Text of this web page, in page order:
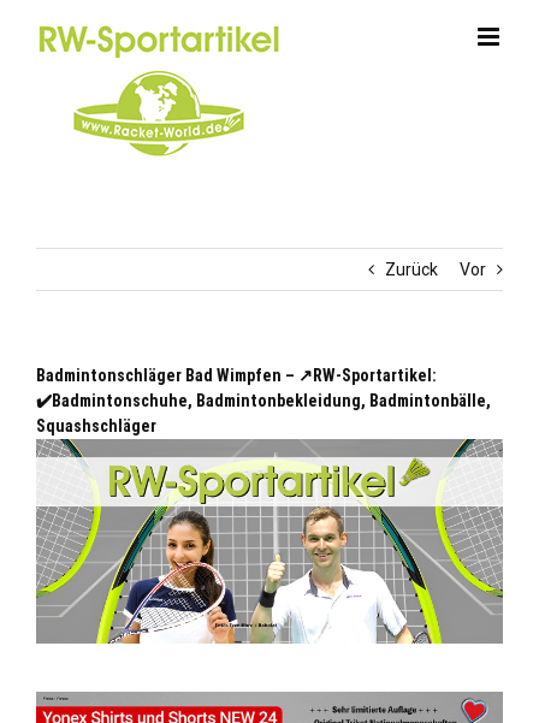
Zurück Vor
Badmintonschläger Bad Wimpfen – ↗️RW-Sportartikel:
✔️Badmintonschuhe, Badmintonbekleidung, Badmintonbälle,
Squashschläger